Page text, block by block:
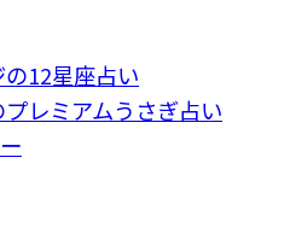
12星座占い
レミアムうさぎ占い